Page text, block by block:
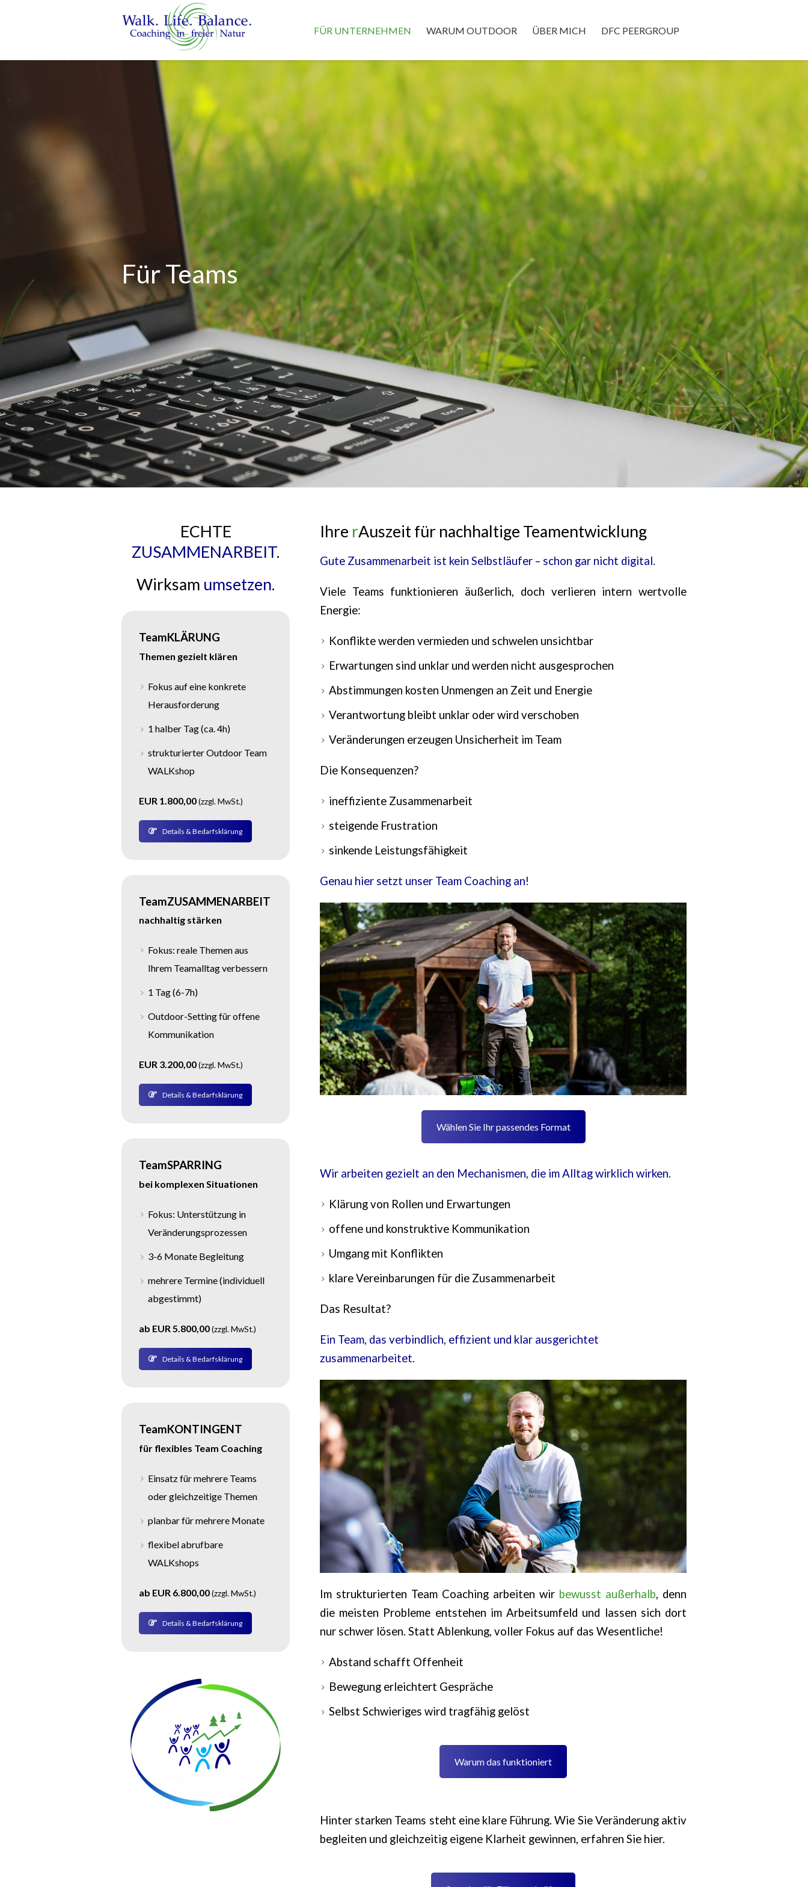
FÜR UNTERNEHMEN WARUM OUTDOOR ÜBER MICH DFC PEERGROUP
Für Teams
ECHTE
ZUSAMMENARBEIT.
Wirksam umsetzen.
TeamKLÄRUNG
Themen gezielt klären
Fokus auf eine konkrete
Herausforderung
1 halber Tag (ca. 4h)
strukturierter Outdoor Team
WALKshop
EUR 1.800,00(zzgl. MwSt.)
Details & Bedarfsklärung
TeamZUSAMMENARBEIT
nachhaltig stärken
Fokus: reale Themen aus
Ihrem Teamalltag verbessern
1 Tag (6-7h)
Outdoor-Setting für offene
Kommunikation
EUR 3.200,00(zzgl. MwSt.)
Details & Bedarfsklärung
TeamSPARRING
bei komplexen Situationen
Fokus: Unterstützung in
Veränderungsprozessen
3-6 Monate Begleitung
mehrere Termine (individuell
abgestimmt)
ab EUR 5.800,00(zzgl. MwSt.)
Details & Bedarfsklärung
TeamKONTINGENT
für flexibles Team Coaching
Einsatz für mehrere Teams
oder gleichzeitige Themen
planbar für mehrere Monate
flexibel abrufbare
WALKshops
ab EUR 6.800,00(zzgl. MwSt.)
Details & Bedarfsklärung
Ihre rAuszeit für nachhaltige Teamentwicklung
Gute Zusammenarbeit ist kein Selbstläufer – schon gar nicht digital.
Viele Teams funktionieren äußerlich, doch verlieren intern wertvolle
Energie:
Konflikte werden vermieden und schwelen unsichtbar
Erwartungen sind unklar und werden nicht ausgesprochen
Abstimmungen kosten Unmengen an Zeit und Energie
Verantwortung bleibt unklar oder wird verschoben
Veränderungen erzeugen Unsicherheit im Team
Die Konsequenzen?
ineffiziente Zusammenarbeit
steigende Frustration
sinkende Leistungsfähigkeit
Genau hier setzt unser Team Coaching an!
Wählen Sie Ihr passendes Format
Wir arbeiten gezielt an den Mechanismen, die im Alltag wirklich wirken.
Klärung von Rollen und Erwartungen
offene und konstruktive Kommunikation
Umgang mit Konflikten
klare Vereinbarungen für die Zusammenarbeit
Das Resultat?
Ein Team, das verbindlich, effizient und klar ausgerichtet
zusammenarbeitet.
Im strukturierten Team Coaching arbeiten wir bewusst außerhalb, denn
die meisten Probleme entstehen im Arbeitsumfeld und lassen sich dort
nur schwer lösen. Statt Ablenkung, voller Fokus auf das Wesentliche!
Abstand schafft Offenheit
Bewegung erleichtert Gespräche
Selbst Schwieriges wird tragfähig gelöst
Warum das funktioniert
Hinter starken Teams steht eine klare Führung. Wie Sie Veränderung aktiv
begleiten und gleichzeitig eigene Klarheit gewinnen, erfahren Sie hier.